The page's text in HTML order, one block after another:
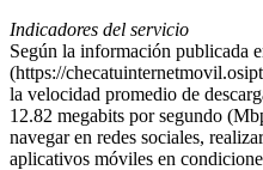
Indicadores del servicio
Según la información publicada
(https://
la velocidad promedio de
12.82 megabits por segundo
navegar en redes sociales,
aplicativos móviles en